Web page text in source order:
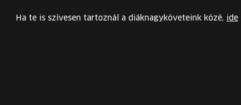
Ha te is szívesen tartoznál a diáknagyköveteink közé, ide